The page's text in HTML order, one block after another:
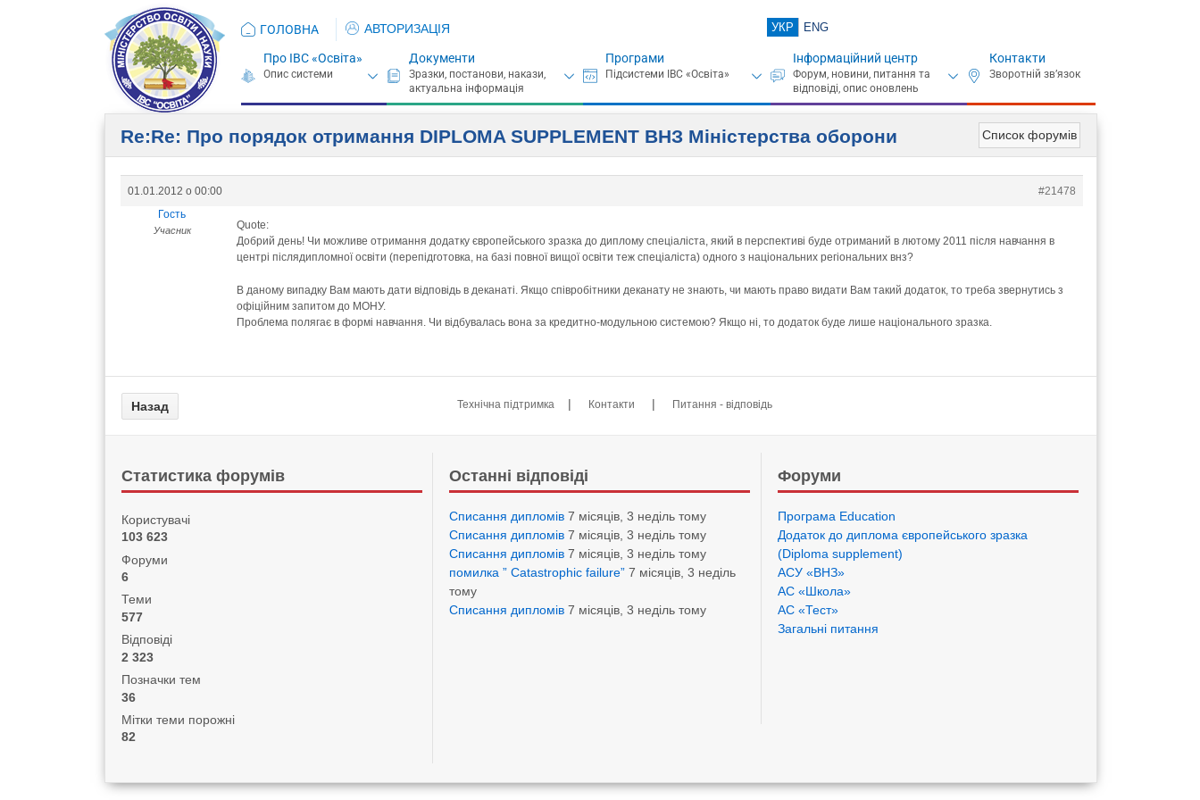
ГОЛОВНА АВТОРИЗАЦІЯ УКР ENG
Про ІВС «Освіта» Документи Програми Інформаційний центр Контакти
Список форумів
Re:Re: Про порядок отримання DIPLOMA SUPPLEMENT ВНЗ Міністерства оборони
01.01.2012 о 00:00
#21478
Гость
Учасник
Quote:
Добрий день! Чи можливе отримання додатку європейського зразка до диплому спеціаліста, який в перспективі буде отриманий в лютому 2011 після навчання в
центрі післядипломної освіти (перепідготовка, на базі повної вищої освіти теж спеціаліста) одного з національних регіональних внз?
В даному випадку Вам мають дати відповідь в деканаті. Якщо співробітники деканату не знають, чи мають право видати Вам такий додаток, то треба звернутись з
офіційним запитом до МОНУ.
Проблема полягає в формі навчання. Чи відбувалась вона за кредитно-модульною системою? Якщо ні, то додаток буде лише національного зразка.
Технічна підтримка | Контакти | Питання - відповідь
Статистика форумів
Користувачі
103 623
Форуми
6
Теми
577
Відповіді
2 323
Позначки тем
36
Мітки теми порожні
82
Останні відповіді
Списання дипломів 7 місяців, 3 неділь тому
Списання дипломів 7 місяців, 3 неділь тому
Списання дипломів 7 місяців, 3 неділь тому
помилка ” Catastrophic failure” 7 місяців, 3 неділь
тому
Списання дипломів 7 місяців, 3 неділь тому
Форуми
Програма Eduсation
Додаток до диплома європейського зразка
(Diploma supplement)
АСУ «ВНЗ»
АС «Школа»
АС «Тест»
Загальні питання